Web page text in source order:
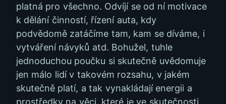
platná pro všechno. Odvíjí se od ní motivace
k dělání činností, řízení auta, kdy
podvědomě zatáčíme tam, kam se díváme, i
vytváření návyků atd. Bohužel, tuhle
jednoduchou poučku si skutečně uvědomuje
jen málo lidí v takovém rozsahu, v jakém
skutečně platí, a tak vynakládají energii a
prostředky na věci, které je ve skutečnosti